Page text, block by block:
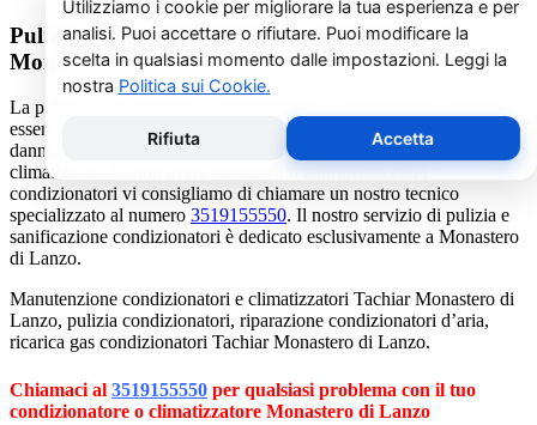
Pulizia e Sanificazione Condizionatori Tachiar
Monastero di Lanzo
La pulizia e sanificazione condizionatori è un’operazione che deve
essere fatta con attenzione e con i giusti prodotti per non rischiare
danni al condizionatore e alla salute di chi vive nell’ambiente
climatizzato. Se non avete manualità o confidenza con i
condizionatori vi consigliamo di chiamare un nostro tecnico
specializzato al numero 3519155550. Il nostro servizio di pulizia e
sanificazione condizionatori è dedicato esclusivamente a Monastero
di Lanzo.
Manutenzione condizionatori e climatizzatori Tachiar Monastero di
Lanzo, pulizia condizionatori, riparazione condizionatori d’aria,
ricarica gas condizionatori Tachiar Monastero di Lanzo.
Chiamaci al 3519155550 per qualsiasi problema con il tuo
condizionatore o climatizzatore Monastero di Lanzo